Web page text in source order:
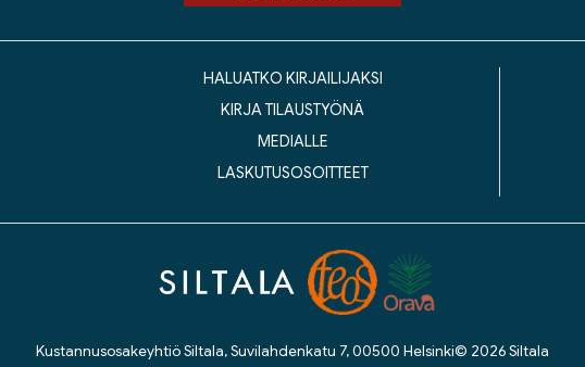
HALUATKO KIRJAILIJAKSI
KIRJA TILAUSTYÖNÄ
MEDIALLE
LASKUTUSOSOITTEET
Kustannusosakeyhtiö Siltala, Suvilahdenkatu 7, 00500 Helsinki© 2026 Siltala